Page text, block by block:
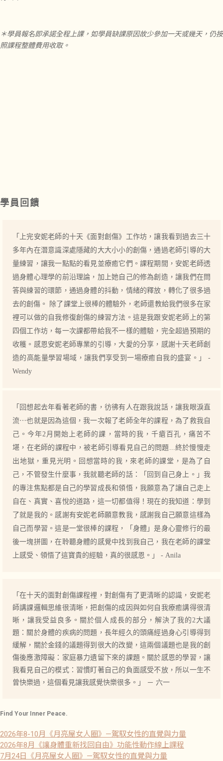
＊學員報名即承諾全程上課，如學員缺課原因故少參加一天或幾天，仍按
照課程整體費用收取。
學員回饋
「上完安妮老師的十天《面對創傷》工作坊，讓我看到過去三十
多年內在潛意識深處隱藏的大大小小的創傷，通過老師引導的大
量練習，讓我一點點的看見並療癒它們。課程期間，安妮老師透
過身體心理學的前沿理論，加上她自己的修為創造，讓我們在問
答與練習的環節，通過身體的抖動，情緒的釋放，轉化了很多過
去的創傷。 除了課堂上很棒的體驗外，老師還教給我們很多在家
裡可以做的自我修復創傷的練習方法。這是我跟安妮老師上的第
四個工作坊，每一次課都帶給我不一樣的體驗，完全超過預期的
收穫。感恩安妮老師專業的引導，大愛的分享，感謝十天老師創
造的高能量學習場域，讓我們享受到一場療癒自我的盛宴。」 -
Wendy
「回想起去年看著老師的書，彷彿有人在跟我說話，讓我眼淚直
流⋯也就是因為這個，我一次報了老師全年的課程，為了救我自
己。今年2月開始上老師的課，當時的我，千瘡百孔，痛苦不
堪，在老師的課程中，被老師引導看見自己的問題...終於慢慢走
出地獄，重見光明。回想當時的我，來老師的課堂，是為了自
己，不管發生什麼事，我就聽老師的話：「回到自己身上。」我
的專注焦點都是自己的學習成長和領悟，我願意為了讓自己走上
自在、真實、喜悅的道路，這一切都值得！現在的我知道：學到
了就是我的。感謝有安妮老師願意教我，感謝我自己願意這樣為
自己而學習。這是一堂很棒的課程，「身體」是身心靈修行的最
後一塊拼圖，在聆聽身體的感覺中找到我自己，我在老師的課堂
上感受、領悟了這寶貴的經驗，真的很感恩。」 - Anila
「在十天的面對創傷課程裡，對創傷有了更清晰的認識，安妮老
師講課邏輯思維很清晰，把創傷的成因與如何自我療癒講得很清
晰，讓我受益良多。關於個人成長的部分，解決了我的2大議
題：關於身體的疾病的問題，長年經久的頭痛經過身心引導得到
緩解，關於金錢的議題得到很大的改變，這兩個議題也是我的創
傷後應激障礙：家庭暴力遺留下來的課題。關於感恩的學習，讓
我看見自己的模式：習慣盯著自己的負面感受不放，所以一生不
曾快樂過，這個看見讓我感覺快樂很多。」 － 六一
Find Your Inner Peace.
2026年8-10月《月亮屋女人圈》—駕馭女性的直覺與力量
2026年8月《讓身體重新找回自由》功能性動作線上課程
7月24日《月亮屋女人圈》—駕馭女性的直覺與力量